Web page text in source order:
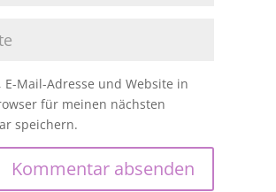
E-Mail-Adresse und Website in
für meinen nächsten
speichern.